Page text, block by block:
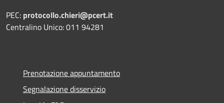
PEC: protocollo.chieri@pcert.it
Centralino Unico: 011 94281
Prenotazione appuntamento
Segnalazione disservizio